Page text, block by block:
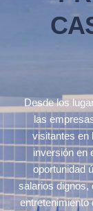
Desde los
las
visitantes en
inversión en
oportunidad
salarios dignos,
entretenimiento